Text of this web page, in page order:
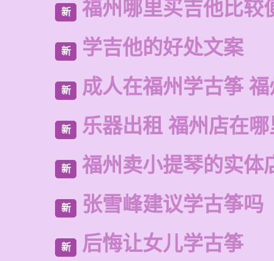
新 福州哪里买吉他比较
新 学吉他的好处文案
新 成人在福州学古筝
新 乐器出租 福州店在
新 福州卖小提琴的实体
新 张雪峰建议学古筝吗
新 后悔让女儿学古筝